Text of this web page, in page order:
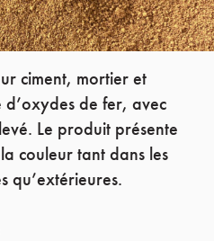
ciment, mortier et
de fer, avec
Le produit présente
couleur tant dans les
qu’extérieures.